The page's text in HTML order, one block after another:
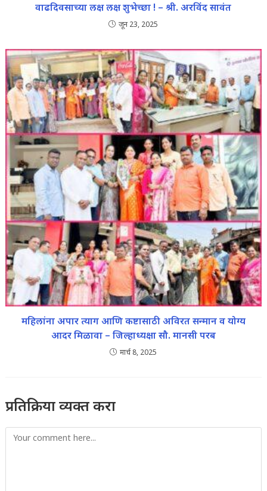
वाढदिवसाच्या लक्ष लक्ष शुभेच्छा ! – श्री. अरविंद सावंत
जून 23, 2025
महिलांना अपार त्याग आणि कष्टासाठी अविरत सन्मान व योग्य
आदर मिळावा – जिल्हाध्यक्षा सौ. मानसी परब
मार्च 8, 2025
प्रतिक्रिया व्यक्त करा
Comment